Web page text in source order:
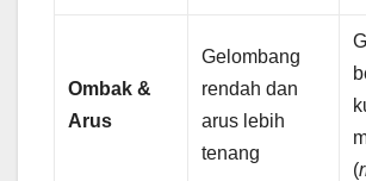
Ombak &
Arus
Gelombang
rendah dan
arus lebih
tenang
(